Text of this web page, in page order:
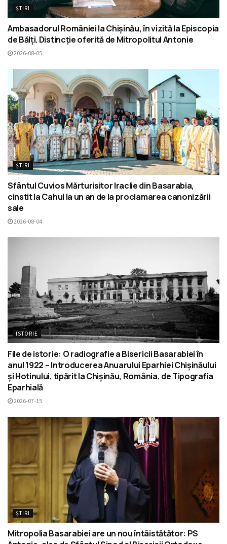
ȘTIRI
Ambasadorul României la Chișinău, în vizită la Episcopia
de Bălți. Distincție oferită de Mitropolitul Antonie
2026-08-05
ȘTIRI
Sfântul Cuvios Mărturisitor Iraclie din Basarabia,
cinstit la Cahul la un an de la proclamarea canonizării
sale
2026-08-04
ISTORIE
File de istorie: O radiografie a Bisericii Basarabiei în
anul 1922 – Introducerea Anuarului Eparhiei Chișinăului
și Hotinului, tipărit la Chișinău, România, de Tipografia
Eparhială
2026-07-15
ȘTIRI
Mitropolia Basarabiei are un nou întâistătător: PS